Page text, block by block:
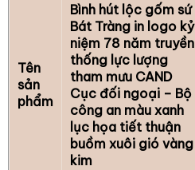
Tên
sản
phẩm
Bình hút lộc gốm sứ
Bát Tràng in logo kỷ
niệm 78 năm truyền
thống lực lượng
tham mưu CAND
Cục đối ngoại – Bộ
công an màu xanh
lục họa tiết thuận
buồm xuôi gió vàng
kim